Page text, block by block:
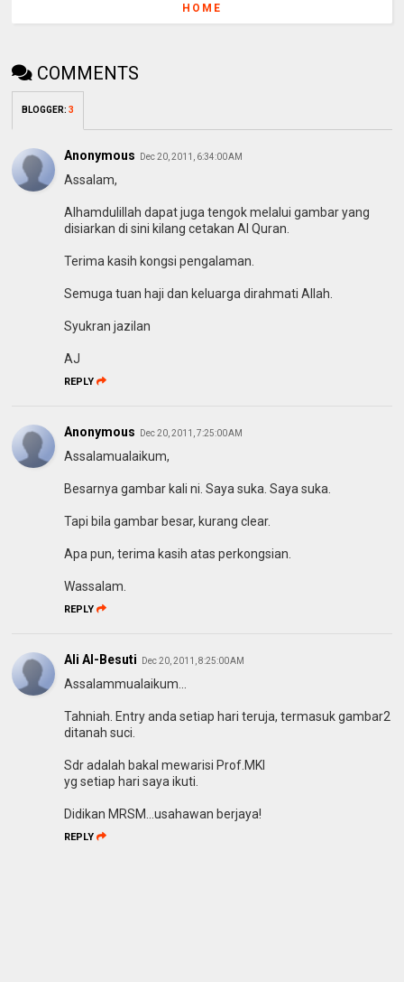
HOME
COMMENTS
BLOGGER:3
Anonymous Dec 20, 2011, 6:34:00 AM
Assalam,
Alhamdulillah dapat juga tengok melalui gambar yang
disiarkan di sini kilang cetakan Al Quran.
Terima kasih kongsi pengalaman.
Semuga tuan haji dan keluarga dirahmati Allah.
Syukran jazilan
AJ
REPLY
Anonymous Dec 20, 2011, 7:25:00 AM
Assalamualaikum,
Besarnya gambar kali ni. Saya suka. Saya suka.
Tapi bila gambar besar, kurang clear.
Apa pun, terima kasih atas perkongsian.
Wassalam.
REPLY
Ali Al-Besuti Dec 20, 2011, 8:25:00 AM
Assalammualaikum...
Tahniah. Entry anda setiap hari teruja, termasuk gambar2
ditanah suci.
Sdr adalah bakal mewarisi Prof.MKI
yg setiap hari saya ikuti.
Didikan MRSM...usahawan berjaya!
REPLY